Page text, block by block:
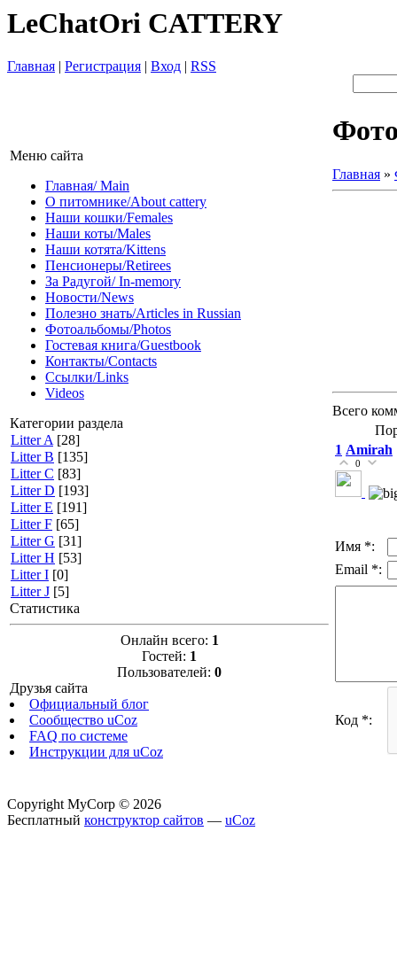
LeChatOri CATTERY
Главная | Регистрация | Вход | RSS
Меню сайта
Главная/ Main
О питомнике/About cattery
Наши кошки/Females
Наши коты/Males
Наши котята/Kittens
Пенсионеры/Retirees
За Радугой/ In-memory
Новости/News
Полезно знать/Articles in Russian
Фотоальбомы/Photos
Гостевая книга/Guestbook
Контакты/Contacts
Ссылки/Links
Videos
Категории раздела
Litter A [28]
Litter B [135]
Litter C [83]
Litter D [193]
Litter E [191]
Litter F [65]
Litter G [31]
Litter H [53]
Litter I [0]
Litter J [5]
Статистика
Онлайн всего: 1
Гостей: 1
Пользователей: 0
Друзья сайта
Официальный блог
Сообщество uCoz
FAQ по системе
Инструкции для uCoz
Главная »
Всего
1 Amirah
0
Имя *:
Email *:
Код *:
Copyright MyCorp © 2026
Бесплатный конструктор сайтов — uCoz